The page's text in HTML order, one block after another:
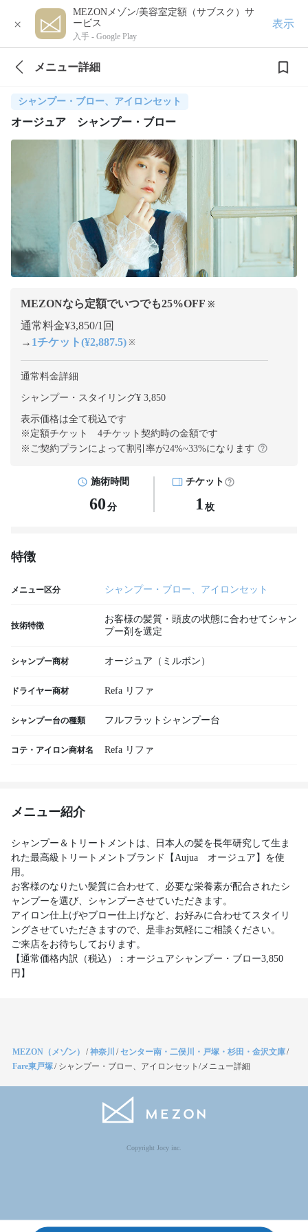
×
MEZONメゾン/美容室定額（サブスク）サ
ービス
入手 - Google Play
表示
メニュー詳細
シャンプー・ブロー、アイロンセット
オージュア シャンプー・ブロー
MEZONなら定額でいつでも25%OFF ※
通常料金¥3,850/1回
→ 1チケット(¥2,887.5) ※
通常料金詳細
シャンプー・スタイリング¥ 3,850
表示価格は全て税込です
※定額チケット 4チケット契約時の金額です
※ご契約プランによって割引率が24%~33%になります
施術時間
60 分
チケット
1 枚
特徴
メニュー区分 シャンプー・ブロー、アイロンセット
技術特徴
お客様の髪質・頭皮の状態に合わせてシャン
プー剤を選定
シャンプー商材 オージュア（ミルボン）
ドライヤー商材 Refa リファ
シャンプー台の種類 フルフラットシャンプー台
コテ・アイロン商材名 Refa リファ
メニュー紹介
シャンプー＆トリートメントは、日本人の髪を長年研究して生ま
れた最高級トリートメントブランド【Aujua オージュア】を使
用。
お客様のなりたい髪質に合わせて、必要な栄養素が配合されたシ
ャンプーを選び、シャンプーさせていただきます。
アイロン仕上げやブロー仕上げなど、お好みに合わせてスタイリ
ングさせていただきますので、是非お気軽にご相談ください。
ご来店をお待ちしております。
【通常価格内訳（税込）：オージュアシャンプー・ブロー3,850
円】
MEZON（メゾン） /神奈川 /センター南・二俣川・戸塚・杉田・金沢文庫/
Fare東戸塚/ シャンプー・ブロー、アイロンセット/メニュー詳細
Copyright Jocy inc.